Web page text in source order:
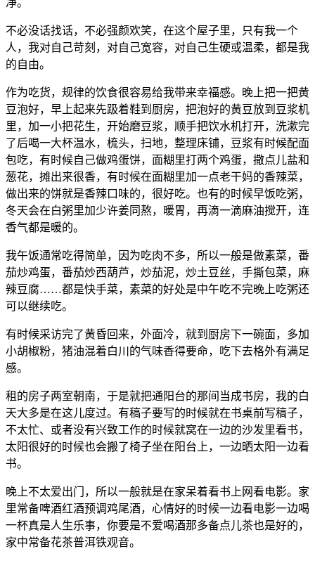
不必没话找话，不必强颜欢笑，在这个屋子里，只有我一个
人，我对自己苛刻，对自己宽容，对自己生硬或温柔，都是我
的自由。
作为吃货，规律的饮食很容易给我带来幸福感。晚上把一把黄
豆泡好，早上起来先趿着鞋到厨房，把泡好的黄豆放到豆浆机
里，加一小把花生，开始磨豆浆，顺手把饮水机打开，洗漱完
了后喝一大杯温水，梳头，扫地，整理床铺，豆浆有时候配面
包吃，有时候自己做鸡蛋饼，面糊里打两个鸡蛋，撒点儿盐和
葱花，摊出来很香，有时候在面糊里加一点老干妈的香辣菜，
做出来的饼就是香辣口味的，很好吃。也有的时候早饭吃粥，
冬天会在白粥里加少许姜同熬，暖胃，再滴一滴麻油搅开，连
香气都是暖的。
我午饭通常吃得简单，因为吃肉不多，所以一般是做素菜，番
茄炒鸡蛋，番茄炒西葫芦，炒茄泥，炒土豆丝，手撕包菜，麻
辣豆腐……都是快手菜，素菜的好处是中午吃不完晚上吃粥还
可以继续吃。
有时候采访完了黄昏回来，外面冷，就到厨房下一碗面，多加
小胡椒粉，猪油混着白川的气味香得要命，吃下去格外有满足
感。
租的房子两室朝南，于是就把通阳台的那间当成书房，我的白
天大多是在这儿度过。有稿子要写的时候就在书桌前写稿子，
不太忙、或者没有兴致工作的时候就窝在一边的沙发里看书，
太阳很好的时候也会搬了椅子坐在阳台上，一边晒太阳一边看
书。
晚上不太爱出门，所以一般就是在家呆着看书上网看电影。家
里常备啤酒红酒预调鸡尾酒，心情好的时候一边看电影一边喝
一杯真是人生乐事，你要是不爱喝酒那多备点儿茶也是好的，
家中常备花茶普洱铁观音。